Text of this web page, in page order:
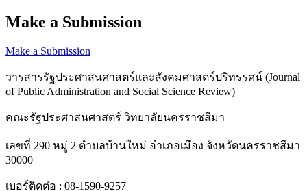
Make a Submission
Make a Submission
วารสารรัฐประศาสนศาสตร์และสังคมศาสตร์ปริทรรศน์ (Journal
of Public Administration and Social Science Review)
คณะรัฐประศาสนศาสตร์ วิทยาลัยนครราชสีมา
เลขที่ 290 หมู่ 2 ตำบลบ้านใหม่ อำเภอเมือง จังหวัดนครราชสีมา
30000
เบอร์ติดต่อ : 08-1590-9257